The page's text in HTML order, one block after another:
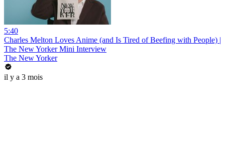
5:40
Charles Melton Loves Anime (and Is Tired of Beefing with People) |
The New Yorker Mini Interview
The New Yorker
il y a 3 mois